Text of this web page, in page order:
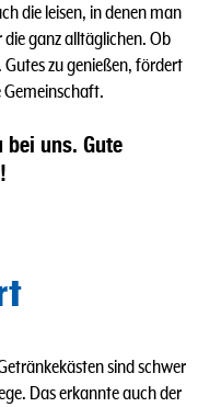
die leisen, in denen man
ganz alltäglichen. Ob
zu genießen, fördert
Gemeinschaft.
bei uns. Gute
sind schwer
Das erkannte auch der